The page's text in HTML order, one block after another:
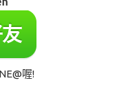
喔!